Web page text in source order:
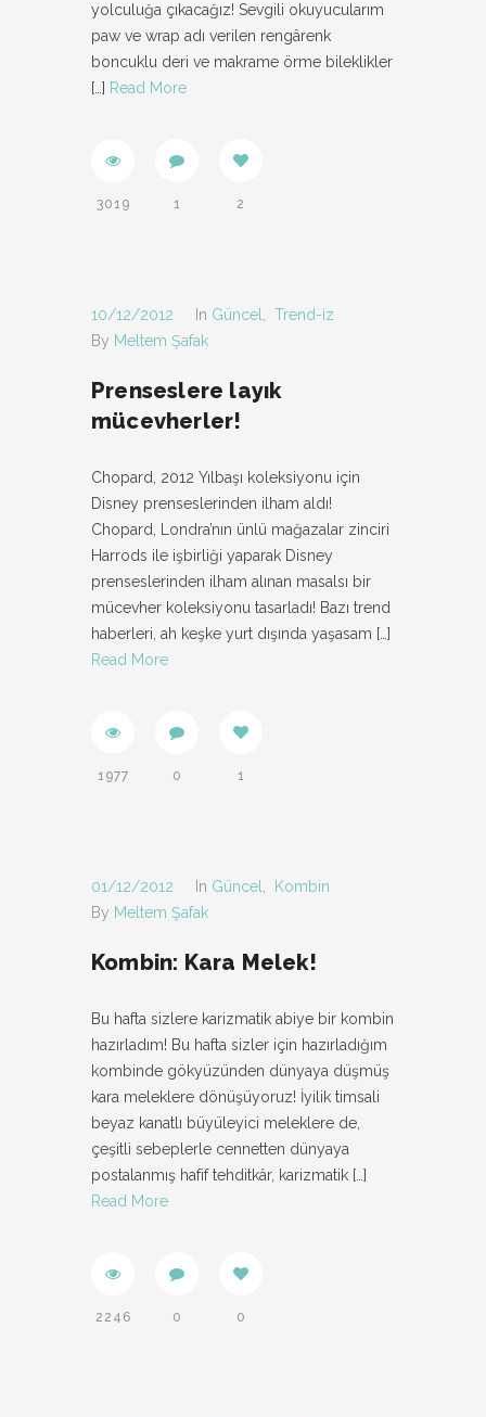
yolculuğa çıkacağız! Sevgili okuyucularım
paw ve wrap adı verilen rengârenk
boncuklu deri ve makrame örme bileklikler
[…] Read More
3019 1 2
10/12/2012 In Güncel
Trend-iz
By Meltem Şafak
Prenseslere layık
mücevherler!
Chopard, 2012 Yılbaşı koleksiyonu için
Disney prenseslerinden ilham aldı!
Chopard, Londra’nın ünlü mağazalar zinciri
Harrods ile işbirliği yaparak Disney
prenseslerinden ilham alınan masalsı bir
mücevher koleksiyonu tasarladı! Bazı trend
haberleri, ah keşke yurt dışında yaşasam […]
Read More
1977 0 1
01/12/2012 In Güncel
Kombin
By Meltem Şafak
Kombin: Kara Melek!
Bu hafta sizlere karizmatik abiye bir kombin
hazırladım! Bu hafta sizler için hazırladığım
kombinde gökyüzünden dünyaya düşmüş
kara meleklere dönüşüyoruz! İyilik timsali
beyaz kanatlı büyüleyici meleklere de,
çeşitli sebeplerle cennetten dünyaya
postalanmış hafif tehditkâr, karizmatik […]
Read More
2246 0 0